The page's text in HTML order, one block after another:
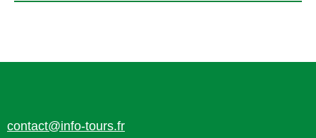
contact@info-tours.fr